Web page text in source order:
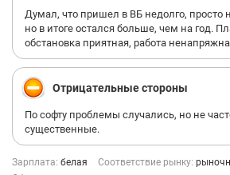
Думал, что пришел в ВБ недолго, просто
но в итоге остался больше, чем на год.
обстановка приятная, работа
Отрицательные стороны
По софту проблемы случались, но не
существенные.
Зарплата: белая Соответствие рынку: